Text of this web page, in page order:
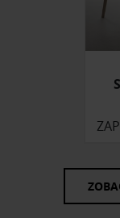
korzystasz z
korzystania z ich